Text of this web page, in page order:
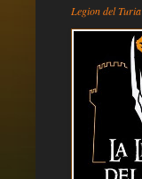
Legion del Turia